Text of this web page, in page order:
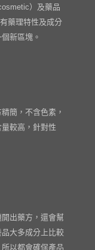
）及藥品
藥理特性及成分
新區塊。
簡，不含色素，
較高，針對性
出藥方，還會幫
大多成分上比較
以都會確保產品